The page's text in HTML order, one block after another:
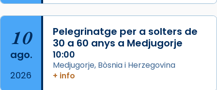
Foto
Arquebisbat de Barcelona
2 weeks ago
Memòria de les santes Juliana i
10
ago.
2026
Pelegrinatge per a solters de
30 a 60 anys a Medjugorje
10:00
Medjugorje, Bòsnia i Herzegovina
+ info